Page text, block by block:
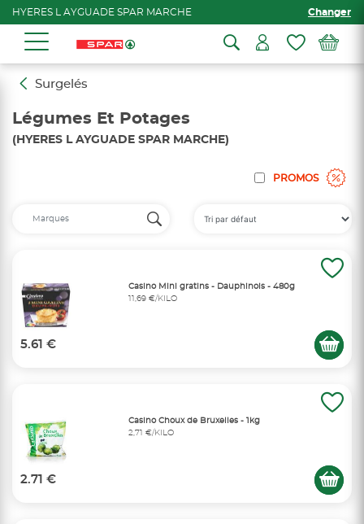
HYERES L AYGUADE SPAR MARCHE Changer
Surgelés
Légumes Et Potages
(HYERES L AYGUADE SPAR MARCHE)
PROMOS
Casino Mini gratins - Dauphinois - 480g
11,69 €/KILO
5.61 €
Casino Choux de Bruxelles - 1kg
2,71 €/KILO
2.71 €